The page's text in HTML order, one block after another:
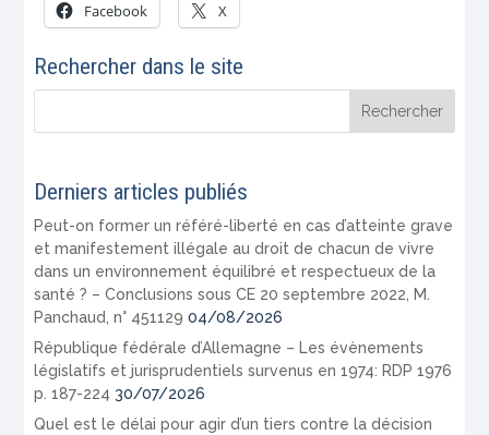
Facebook X
Rechercher dans le site
Derniers articles publiés
Peut-on former un référé-liberté en cas d’atteinte grave
et manifestement illégale au droit de chacun de vivre
dans un environnement équilibré et respectueux de la
santé ? – Conclusions sous CE 20 septembre 2022, M.
Panchaud, n° 451129 04/08/2026
République fédérale d’Allemagne – Les évènements
législatifs et jurisprudentiels survenus en 1974: RDP 1976
p. 187-224 30/07/2026
Quel est le délai pour agir d’un tiers contre la décision